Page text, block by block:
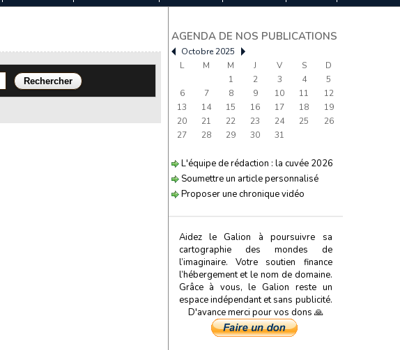
AGENDA DE NOS PUBLICATIONS
Octobre 2025
L
M M J V S
D
1
2 3 4
5
6
7 8 9 10 11
12
13
14 15 16 17 18
19
20
21 22 23 24 25
26
27
28 29 30 31
L'équipe de rédaction : la cuvée 2026
Soumettre un article personnalisé
Proposer une chronique vidéo
Aidez le Galion à poursuivre sa
cartographie des mondes de
l’imaginaire. Votre soutien finance
l’hébergement et le nom de domaine.
Grâce à vous, le Galion reste un
espace indépendant et sans publicité.
D'avance merci pour vos dons 🙏